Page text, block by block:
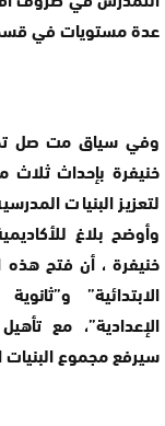
عدة مستويات في
وفي سياق مت صل
خنيفرة بإحداث
لتعزيز البنيات
وأوضح بلاغ
خنيفرة ، أن فتح
الابتدائية”
الإعدادية”، مع
سيرفع مجموع البنيات